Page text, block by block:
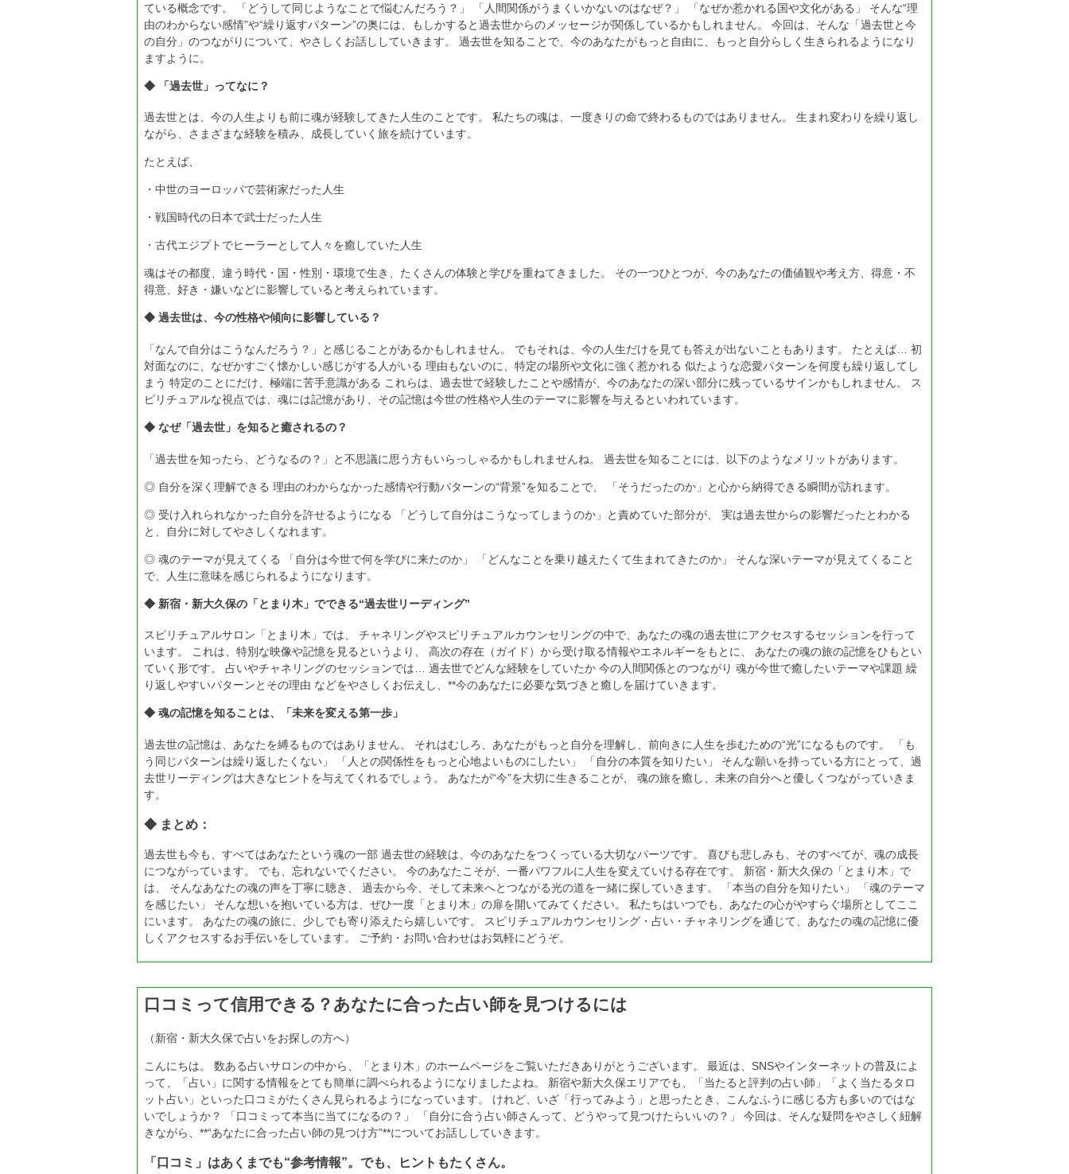
ている概念です。 「どうして同じようなことで悩むんだろう？」 「人間関係がうまくいかないのはなぜ？」 「なぜか惹かれる国や文化がある」 そんな“理
由のわからない感情”や“繰り返すパターン”の奥には、もしかすると過去世からのメッセージが関係しているかもしれません。 今回は、そんな「過去世と今
の自分」のつながりについて、やさしくお話ししていきます。 過去世を知ることで、今のあなたがもっと自由に、もっと自分らしく生きられるようになり
ますように。
◆ 「過去世」ってなに？
過去世とは、今の人生よりも前に魂が経験してきた人生のことです。 私たちの魂は、一度きりの命で終わるものではありません。 生まれ変わりを繰り返し
ながら、さまざまな経験を積み、成長していく旅を続けています。
たとえば、
・中世のヨーロッパで芸術家だった人生
・戦国時代の日本で武士だった人生
・古代エジプトでヒーラーとして人々を癒していた人生
魂はその都度、違う時代・国・性別・環境で生き、たくさんの体験と学びを重ねてきました。 その一つひとつが、今のあなたの価値観や考え方、得意・不
得意、好き・嫌いなどに影響していると考えられています。
◆ 過去世は、今の性格や傾向に影響している？
「なんで自分はこうなんだろう？」と感じることがあるかもしれません。 でもそれは、今の人生だけを見ても答えが出ないこともあります。 たとえば… 初
対面なのに、なぜかすごく懐かしい感じがする人がいる 理由もないのに、特定の場所や文化に強く惹かれる 似たような恋愛パターンを何度も繰り返してし
まう 特定のことにだけ、極端に苦手意識がある これらは、過去世で経験したことや感情が、今のあなたの深い部分に残っているサインかもしれません。 ス
ピリチュアルな視点では、魂には記憶があり、その記憶は今世の性格や人生のテーマに影響を与えるといわれています。
◆ なぜ「過去世」を知ると癒されるの？
「過去世を知ったら、どうなるの？」と不思議に思う方もいらっしゃるかもしれませんね。 過去世を知ることには、以下のようなメリットがあります。
◎ 自分を深く理解できる 理由のわからなかった感情や行動パターンの“背景”を知ることで、 「そうだったのか」と心から納得できる瞬間が訪れます。
◎ 受け入れられなかった自分を許せるようになる 「どうして自分はこうなってしまうのか」と責めていた部分が、 実は過去世からの影響だったとわかる
と、自分に対してやさしくなれます。
◎ 魂のテーマが見えてくる 「自分は今世で何を学びに来たのか」 「どんなことを乗り越えたくて生まれてきたのか」 そんな深いテーマが見えてくること
で、人生に意味を感じられるようになります。
◆ 新宿・新大久保の「とまり木」でできる“過去世リーディング”
スピリチュアルサロン「とまり木」では、 チャネリングやスピリチュアルカウンセリングの中で、あなたの魂の過去世にアクセスするセッションを行って
います。 これは、特別な映像や記憶を見るというより、 高次の存在（ガイド）から受け取る情報やエネルギーをもとに、 あなたの魂の旅の記憶をひもとい
ていく形です。 占いやチャネリングのセッションでは… 過去世でどんな経験をしていたか 今の人間関係とのつながり 魂が今世で癒したいテーマや課題 繰
り返しやすいパターンとその理由 などをやさしくお伝えし、**今のあなたに必要な気づきと癒しを届けていきます。
◆ 魂の記憶を知ることは、「未来を変える第一歩」
過去世の記憶は、あなたを縛るものではありません。 それはむしろ、あなたがもっと自分を理解し、前向きに人生を歩むための“光”になるものです。 「も
う同じパターンは繰り返したくない」 「人との関係性をもっと心地よいものにしたい」 「自分の本質を知りたい」 そんな願いを持っている方にとって、過
去世リーディングは大きなヒントを与えてくれるでしょう。 あなたが“今”を大切に生きることが、 魂の旅を癒し、未来の自分へと優しくつながっていきま
す。
◆ まとめ：
過去世も今も、すべてはあなたという魂の一部 過去世の経験は、今のあなたをつくっている大切なパーツです。 喜びも悲しみも、そのすべてが、魂の成長
につながっています。 でも、忘れないでください。 今のあなたこそが、一番パワフルに人生を変えていける存在です。 新宿・新大久保の「とまり木」で
は、 そんなあなたの魂の声を丁寧に聴き、 過去から今、そして未来へとつながる光の道を一緒に探していきます。 「本当の自分を知りたい」 「魂のテーマ
を感じたい」 そんな想いを抱いている方は、ぜひ一度「とまり木」の扉を開いてみてください。 私たちはいつでも、あなたの心がやすらぐ場所としてここ
にいます。 あなたの魂の旅に、少しでも寄り添えたら嬉しいです。 スピリチュアルカウンセリング・占い・チャネリングを通じて、あなたの魂の記憶に優
しくアクセスするお手伝いをしています。 ご予約・お問い合わせはお気軽にどうぞ。
口コミって信用できる？あなたに合った占い師を見つけるには
（新宿・新大久保で占いをお探しの方へ）
こんにちは。 数ある占いサロンの中から、「とまり木」のホームページをご覧いただきありがとうございます。 最近は、SNSやインターネットの普及によ
って、「占い」に関する情報をとても簡単に調べられるようになりましたよね。 新宿や新大久保エリアでも、「当たると評判の占い師」「よく当たるタロ
ット占い」といった口コミがたくさん見られるようになっています。 けれど、いざ「行ってみよう」と思ったとき、こんなふうに感じる方も多いのではな
いでしょうか？ 「口コミって本当に当てになるの？」 「自分に合う占い師さんって、どうやって見つけたらいいの？」 今回は、そんな疑問をやさしく紐解
きながら、**“あなたに合った占い師の見つけ方”**についてお話ししていきます。
「口コミ」はあくまでも“参考情報”。でも、ヒントもたくさん。